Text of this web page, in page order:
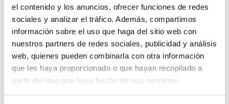
el contenido y los anuncios, ofrecer funciones de redes
sociales y analizar el tráfico. Además, compartimos
información sobre el uso que haga del sitio web con
nuestros partners de redes sociales, publicidad y análisis
web, quienes pueden combinarla con otra información
que les haya proporcionado o que hayan recopilado a
partir del uso que haya hecho de sus servicios.
Envase Referencia Disponibilidad Mi Precio
x1mL CPAF263562
Consulte la
disponibilidad
Comprar